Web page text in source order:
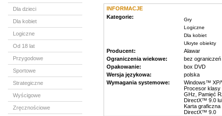
Dla dzieci
Dla kobiet
Logiczne
Od 18 lat
Przygodowe
Sportowe
Strategiczne
Wyścigowe
Zręcznościowe
INFORMACJE
Kategorie:
Gry
Logiczne
Dla kobiet
Ukryte obiekty
Producent:
Alawar
Ograniczenia wiekowe:
bez ograniczeń
Opakowanie:
box DVD
Wersja językowa:
polska
Wymagania systemowe:
Windows™ XP/
Procesor
GHz, Pamięć
DirectX™ 9.0
Karta graficzna
DirectX™ 9.0